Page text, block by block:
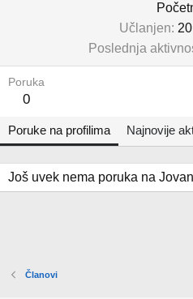
Učlanjen
Poslednja
Poruka
0
Poruke na profilima Najnovije
Još uvek nema poruka na
Članovi